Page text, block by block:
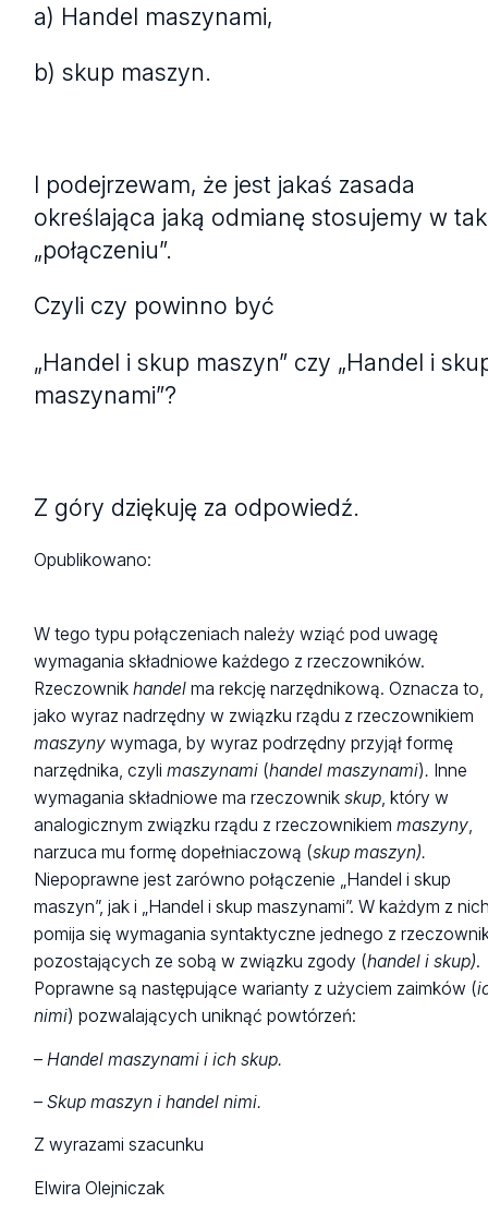
a) Handel maszynami,
b) skup maszyn.
I podejrzewam, że jest jakaś zasada
określająca jaką odmianę stosujemy w
„połączeniu”.
Czyli czy powinno być
„Handel i skup maszyn” czy „Handel i
maszynami”?
Z góry dziękuję za odpowiedź.
Opublikowano:
W tego typu połączeniach należy wziąć pod uwagę
wymagania składniowe każdego z rzeczowników.
Rzeczownikhandel ma rekcję narzędnikową. Oznacza to,
jako wyraz nadrzędny w związku rządu z rzeczownikiem
maszynywymaga, by wyraz podrzędny przyjął formę
narzędnika, czylimaszynami (handel maszynami). Inne
wymagania składniowe ma rzeczownikskup, który w
analogicznym związku rządu z rzeczownikiemmaszyny,
narzuca mu formę dopełniaczową (skup maszyn).
Niepoprawne jest zarówno połączenie „Handel i skup
maszyn”, jak i „Handel i skup maszynami”. W każdym z
pomija się wymagania syntaktyczne jednego z
pozostających ze sobą w związku zgody (handel i skup).
Poprawne są następujące warianty z użyciem zaimków (
nimi) pozwalających uniknąć powtórzeń:
– Handel maszynami i ich skup.
– Skup maszyn i handel nimi.
Z wyrazami szacunku
Elwira Olejniczak